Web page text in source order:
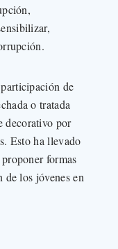
de
o tratada
decorativo por
Esto ha llevado
formas
los jóvenes en